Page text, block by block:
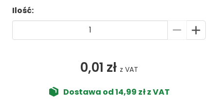
Ilość:
0,01 zł z VAT
Dostawa od 14,99 zł z VAT